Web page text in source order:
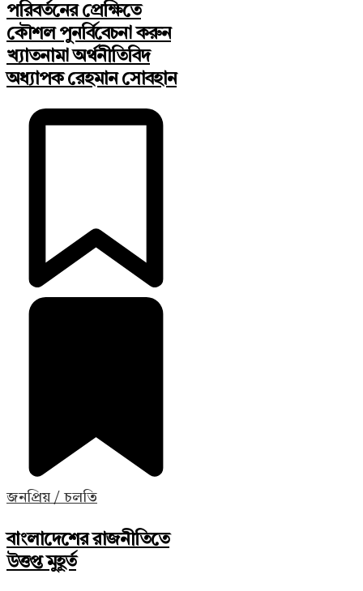
পরিবর্তনের প্রেক্ষিতে
কৌশল পুনর্বিবেচনা করুন
খ্যাতনামা অর্থনীতিবিদ
অধ্যাপক রেহমান সোবহান
জনপ্রিয় / চলতি
বাংলাদেশের রাজনীতিতে
উত্তপ্ত মুহূর্ত